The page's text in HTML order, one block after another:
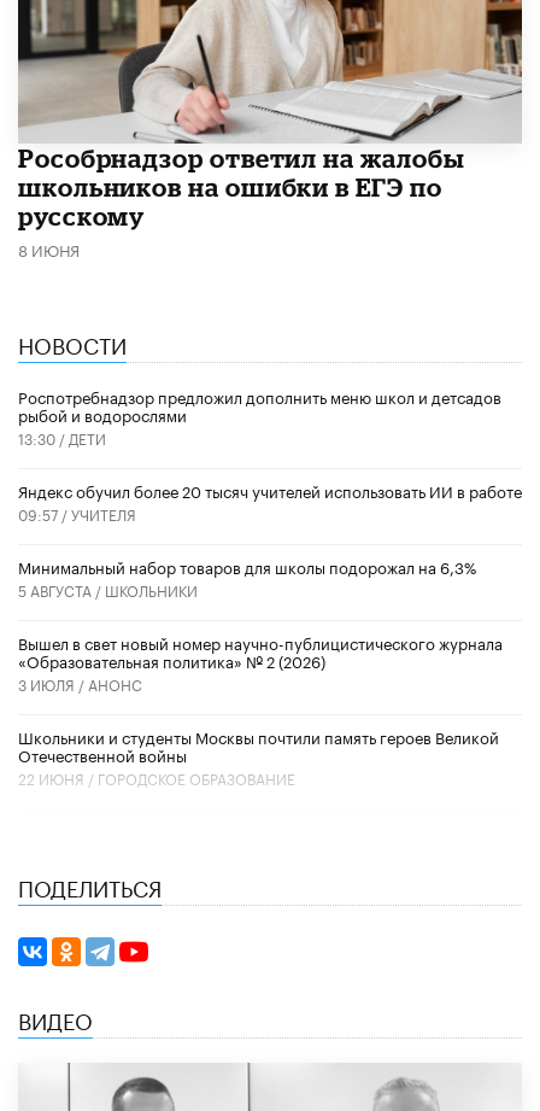
Рособрнадзор ответил на жалобы
школьников на ошибки в ЕГЭ по
русскому
8 ИЮНЯ
НОВОСТИ
Роспотребнадзор предложил дополнить меню школ и детсадов
рыбой и водорослями
13:30 / ДЕТИ
​Яндекс обучил более 20 тысяч учителей использовать ИИ в работе
09:57 /УЧИТЕЛЯ
Минимальный набор товаров для школы подорожал на 6,3%
5 АВГУСТА / ШКОЛЬНИКИ
Вышел в свет новый номер научно-публицистического журнала
«Образовательная политика» № 2 (2026)
3 ИЮЛЯ / АНОНС
Школьники и студенты Москвы почтили память героев Великой
Отечественной войны
22 ИЮНЯ / ГОРОДСКОЕ ОБРАЗОВАНИЕ
ПОДЕЛИТЬСЯ
ВИДЕО